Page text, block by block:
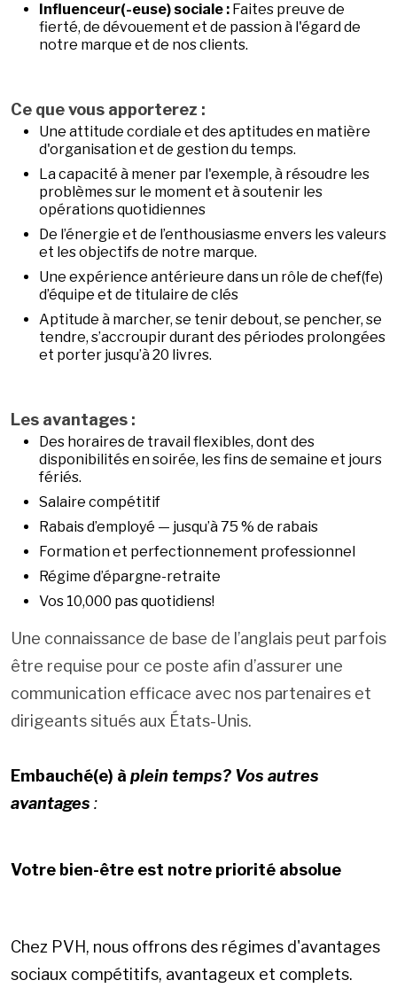
Influenceur(-euse) sociale : Faites preuve de
fierté, de dévouement et de passion à l'égard de
notre marque et de nos clients.
Ce que vous apporterez :
Une attitude cordiale et des aptitudes en matière
d'organisation et de gestion du temps.
La capacité à mener par l'exemple, à résoudre les
problèmes sur le moment et à soutenir les
opérations quotidiennes
De l’énergie et de l’enthousiasme envers les valeurs
et les objectifs de notre marque.
Une expérience antérieure dans un rôle de chef(fe)
d’équipe et de titulaire de clés
Aptitude à marcher, se tenir debout, se pencher, se
tendre, s’accroupir durant des périodes prolongées
et porter jusqu’à 20 livres.
Les avantages :
Des horaires de travail flexibles, dont des
disponibilités en soirée, les fins de semaine et jours
fériés.
Salaire compétitif
Rabais d’employé — jusqu’à 75 % de rabais
Formation et perfectionnement professionnel
Régime d’épargne-retraite
Vos 10,000 pas quotidiens!
Une connaissance de base de l’anglais peut parfois
être requise pour ce poste afin d’assurer une
communication efficace avec nos partenaires et
dirigeants situés aux États-Unis.
Embauché(e) à plein temps? Vos autres
avantages :
Votre bien-être est notre priorité absolue
Chez PVH, nous offrons des régimes d'avantages
sociaux compétitifs, avantageux et complets.